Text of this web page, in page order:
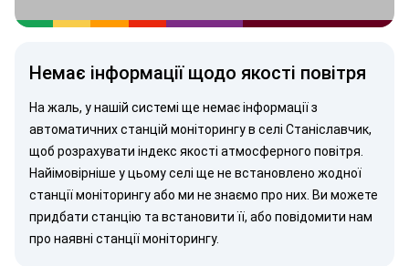
Немає інформації щодо якості повітря
На жаль, у нашій системі ще немає інформації з
автоматичних станцій моніторингу в селі Станіславчик,
щоб розрахувати індекс якості атмосферного повітря.
Найімовірніше у цьому селі ще не встановлено жодної
станції моніторингу або ми не знаємо про них. Ви можете
придбати станцію та встановити її, або повідомити нам
про наявні станції моніторингу.